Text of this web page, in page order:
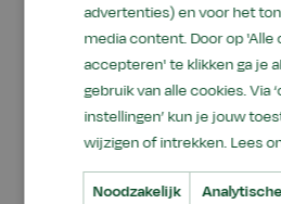
maatschappij, met onder
food, technologie, handel en
We halen buiten steeds
praktijkvoorzieningen van
de vitrine van onze
met de regio, is iets waar hij
advertenties) en voor het
media content. Door op 'Alle
accepteren' te klikken ga je
gebruik van alle cookies. Via
instellingen’ kun je jouw
wijzigen of intrekken. Lees
Noodzakelijk Analytische